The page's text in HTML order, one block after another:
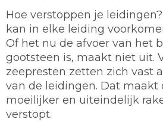
Hoe verstoppen je
kan in elke leiding
Of het nu de afvoer van het
gootsteen is, maakt niet uit.
zeepresten zetten zich vast
van de leidingen. Dat maakt
moeilijker en uiteindelijk
verstopt.